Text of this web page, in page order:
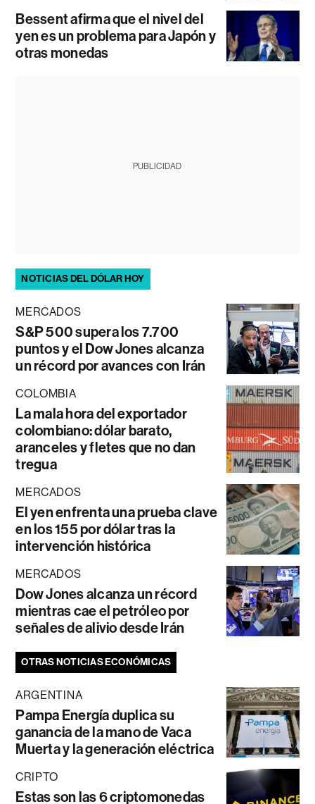
Bessent afirma que el nivel del
yen es un problema para Japón y
otras monedas
PUBLICIDAD
NOTICIAS DEL DÓLAR HOY
MERCADOS
S&P 500 supera los 7.700
puntos y el Dow Jones alcanza
un récord por avances con Irán
COLOMBIA
La mala hora del exportador
colombiano: dólar barato,
aranceles y fletes que no dan
tregua
MERCADOS
El yen enfrenta una prueba clave
en los 155 por dólar tras la
intervención histórica
MERCADOS
Dow Jones alcanza un récord
mientras cae el petróleo por
señales de alivio desde Irán
OTRAS NOTICIAS ECONÓMICAS
ARGENTINA
Pampa Energía duplica su
ganancia de la mano de Vaca
Muerta y la generación eléctrica
CRIPTO
Estas son las 6 criptomonedas